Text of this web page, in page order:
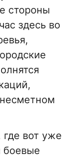
стороны
здесь во
где вот уже
боевые